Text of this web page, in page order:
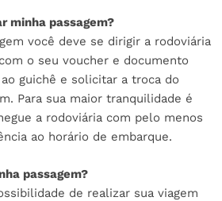
minha passagem?
você deve se dirigir a rodoviária
o seu voucher e documento
guichê e solicitar a troca do
Para sua maior tranquilidade é
a rodoviária com pelo menos
ao horário de embarque.
passagem?
de realizar sua viagem